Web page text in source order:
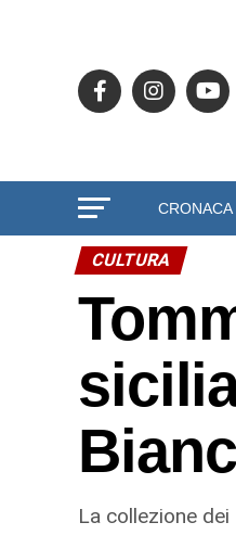
CRONACA
CULTURA
La collezione